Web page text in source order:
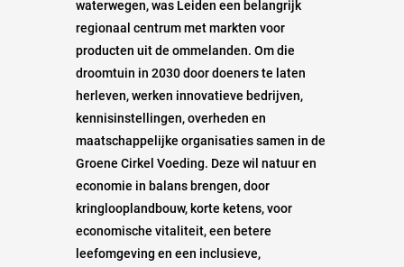
waterwegen, was Leiden een belangrijk
regionaal centrum met markten voor
producten uit de ommelanden. Om die
droomtuin in 2030 door doeners te laten
herleven, werken innovatieve bedrijven,
kennisinstellingen, overheden en
maatschappelijke organisaties samen in de
Groene Cirkel Voeding. Deze wil natuur en
economie in balans brengen, door
kringlooplandbouw, korte ketens, voor
economische vitaliteit, een betere
leefomgeving en een inclusieve,